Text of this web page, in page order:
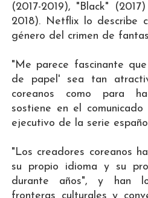
(2017-2019), "Black"
2018). Netflix lo describe
género del crimen de
"Me parece fascinante
de papel' sea tan
coreanos como para
sostiene en el
ejecutivo de la serie
"Los creadores coreanos
su propio idioma y su
durante años", y han
fronteras culturales y